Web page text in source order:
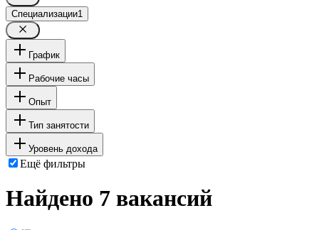
Специализации1
График
Рабочие часы
Опыт
Тип занятости
Уровень дохода
Ещё фильтры
Найдено 7 вакансий